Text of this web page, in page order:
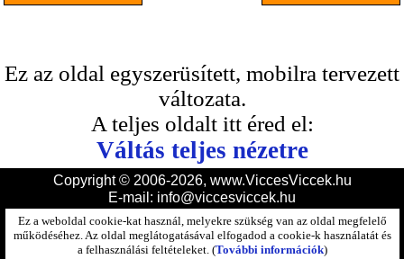
Ez az oldal egyszerüsített, mobilra tervezett
változata.
A teljes oldalt itt éred el:
Váltás teljes nézetre
Copyright © 2006-2026, www.ViccesViccek.hu
E-mail: info@viccesviccek.hu
Ez a weboldal cookie-kat használ, melyekre szükség van az oldal megfelelő
működéséhez. Az oldal meglátogatásával elfogadod a cookie-k használatát és
a felhasználási feltételeket. (További információk)